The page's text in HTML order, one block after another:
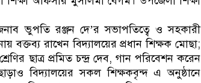
ভুপতি রঞ্জন দে’র সভাপতিত্বে ও সহকারী
বক্তব্য রাখেন বিদ্যালয়ের প্রধান শিক্ষক মোছা;
ছাত্র প্রমিত চন্দ্র দেব, গান পরিবেশন করেন
বিদ্যালয়ের সকল শিক্ষকবৃন্দ এ অনুষ্ঠানে